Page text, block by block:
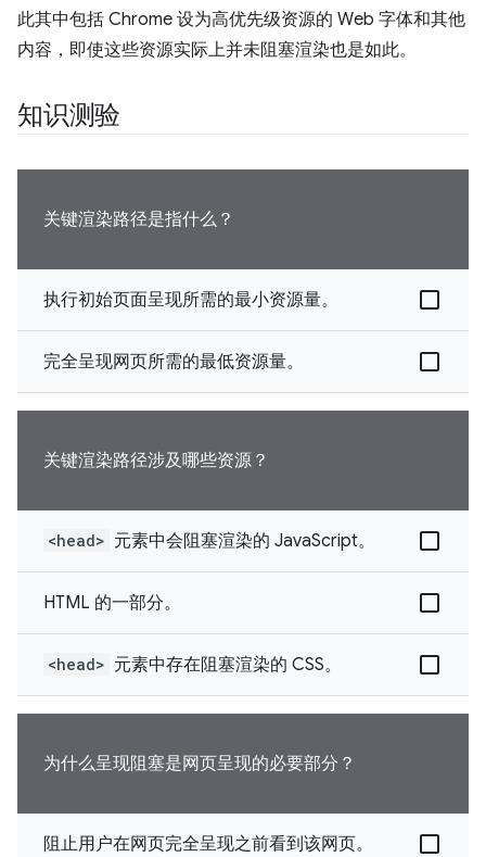
此其中包括 Chrome 设为高优先级资源的 Web 字体和其他
内容，即使这些资源实际上并未阻塞渲染也是如此。
知识测验
关键渲染路径是指什么？
执行初始页面呈现所需的最小资源量。
完全呈现网页所需的最低资源量。
关键渲染路径涉及哪些资源？
<head> 元素中会阻塞渲染的 JavaScript。
HTML 的一部分。
<head> 元素中存在阻塞渲染的 CSS。
为什么呈现阻塞是网页呈现的必要部分？
阻止用户在网页完全呈现之前看到该网页。